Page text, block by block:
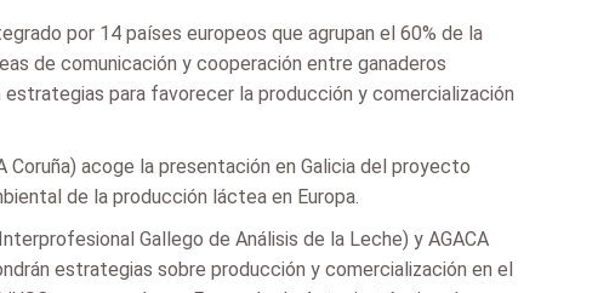
por 14 países europeos que agrupan el 60% de la
de comunicación y cooperación entre ganaderos
para favorecer la producción y comercialización
acoge la presentación en Galicia del proyecto
de la producción láctea en Europa.
Gallego de Análisis de la Leche) y AGACA
estrategias sobre producción y comercialización en el